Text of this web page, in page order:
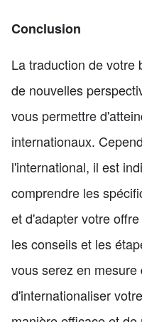
Conclusion
La traduction de votre
de nouvelles
vous permettre
internationaux.
l'international, il est
comprendre les
et d'adapter votre
les conseils et les
vous serez en mesure
d'internationaliser